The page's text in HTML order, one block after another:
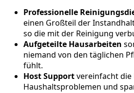
Professionelle
einen Großteil der
so die mit der Reinigung
Aufgeteilte Hausarbeiten
niemand von den täglichen
fühlt.
Host Supportvereinfacht die
Haushaltsproblemen und